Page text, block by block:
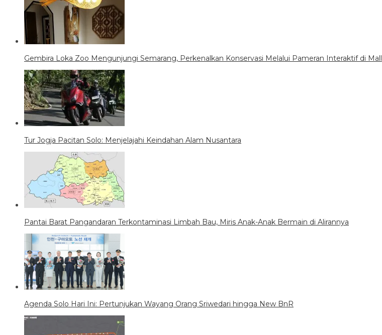
Gembira Loka Zoo Mengunjungi Semarang, Perkenalkan Konservasi Melalui Pameran Interaktif di Mall
Tur Jogja Pacitan Solo: Menjelajahi Keindahan Alam Nusantara
Pantai Barat Pangandaran Terkontaminasi Limbah Bau, Miris Anak-Anak Bermain di Alirannya
Agenda Solo Hari Ini: Pertunjukan Wayang Orang Sriwedari hingga New BnR